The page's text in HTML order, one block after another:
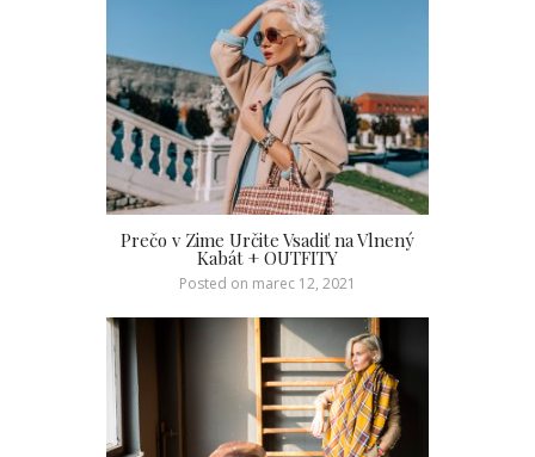
Prečo v Zime Určite Vsadiť na Vlnený
Kabát + OUTFITY
Posted on marec 12, 2021